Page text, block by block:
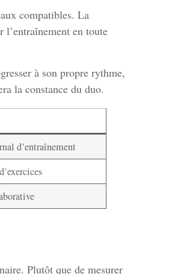
compatibles. La
l’entraînement en toute
à son propre rythme,
la constance du duo.
d’entraînement
Plutôt que de mesurer